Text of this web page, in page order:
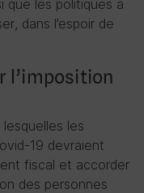
que les politiques à
dans l’espoir de
l’imposition
les
19 devraient
fiscal et accorder
des personnes